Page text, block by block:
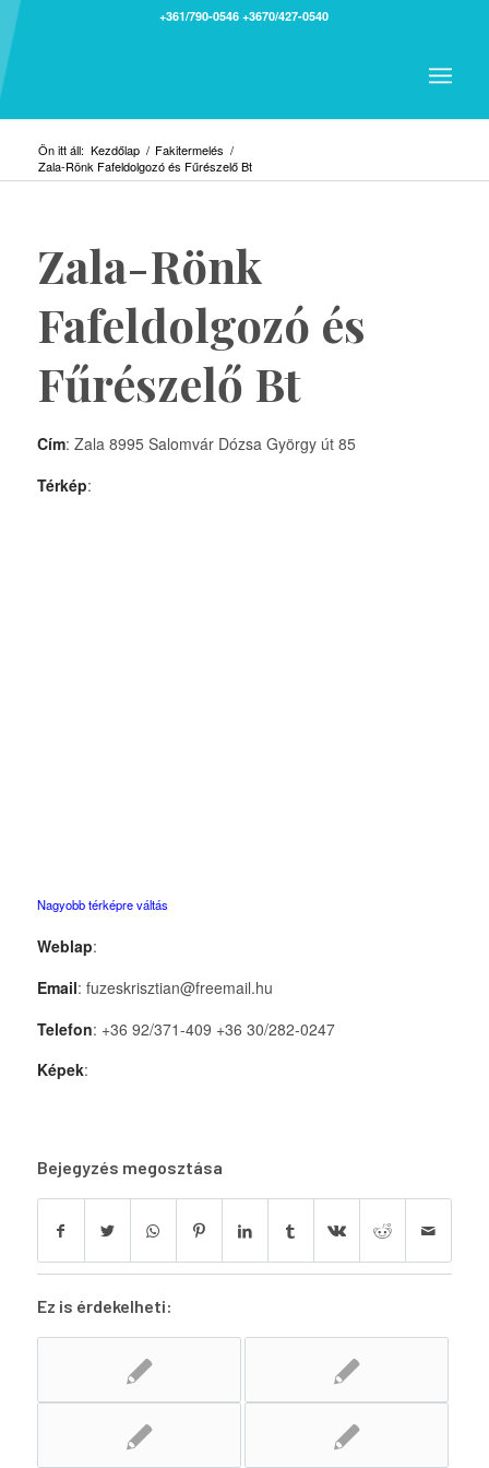
+361/790-0546 +3670/427-0540
Ön itt áll: Kezdőlap / Fakitermelés /
Zala-Rönk Fafeldolgozó és Fűrészelő Bt
Zala-Rönk
Fafeldolgozó és
Fűrészelő Bt
Cím: Zala 8995 Salomvár Dózsa György út 85
Térkép:
Nagyobb térképre váltás
Weblap:
Email: fuzeskrisztian@freemail.hu
Telefon: +36 92/371-409 +36 30/282-0247
Képek:
Bejegyzés megosztása
Ez is érdekelheti: